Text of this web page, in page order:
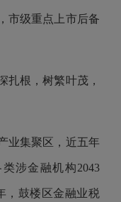
市级重点上市后备
根，树繁叶茂，
集聚区，近五年
涉金融机构2043
，鼓楼区金融业税